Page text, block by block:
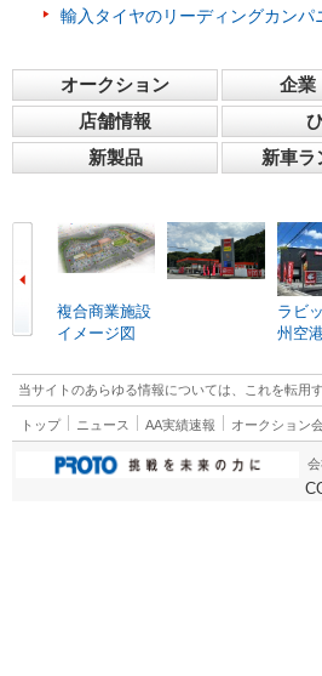
輸入タイヤのリーディングカンパ
オークション 企業
店舗情報
新製品
新車ラ
複合商業施設
イメージ図
ラビ
州空
当サイトのあらゆる情報については、これを転用
トップ ニュース AA実績速報 オークション